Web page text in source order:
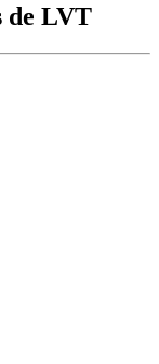
de LVT